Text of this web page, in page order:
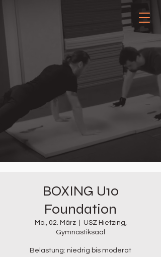
BOXING U10
Foundation
Mo., 02. März
  |
USZ Hietzing,
Gymnastiksaal
Belastung: niedrig bis moderat